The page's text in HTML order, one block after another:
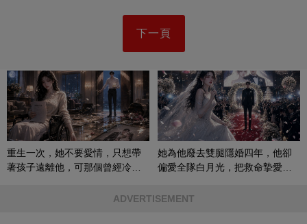
下一頁
重生一次，她不要愛情，只想帶
著孩子遠離他，可那個曾經冷漠
她為他廢去雙腿隱婚四年，他卻
偏愛全隊白月光，把救命摯愛當
ADVERTISEMENT